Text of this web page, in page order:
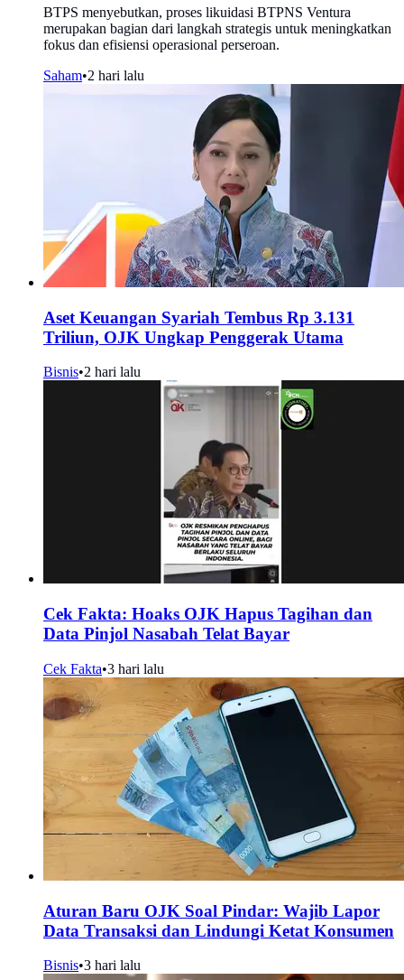
BTPS menyebutkan, proses likuidasi BTPNS Ventura
merupakan bagian dari langkah strategis untuk meningkatkan
fokus dan efisiensi operasional perseroan.
Saham•2 hari lalu
Aset Keuangan Syariah Tembus Rp 3.131
Triliun, OJK Ungkap Penggerak Utama
Bisnis•2 hari lalu
Cek Fakta: Hoaks OJK Hapus Tagihan dan
Data Pinjol Nasabah Telat Bayar
Cek Fakta•3 hari lalu
Aturan Baru OJK Soal Pindar: Wajib Lapor
Data Transaksi dan Lindungi Ketat Konsumen
Bisnis•3 hari lalu